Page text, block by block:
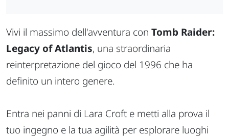
Vivi il massimo dell'avventura con Tomb Raider:
Legacy of Atlantis, una straordinaria
reinterpretazione del gioco del 1996 che ha
definito un intero genere.
Entra nei panni di Lara Croft e metti alla prova il
tuo ingegno e la tua agilità per esplorare luoghi